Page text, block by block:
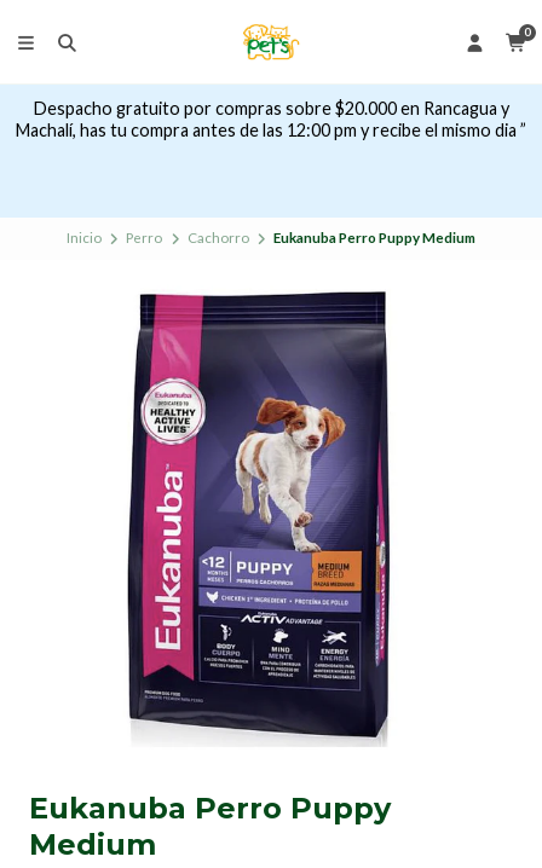
0
Despacho gratuito por compras sobre $20.000 en Rancagua y
Machalí, has tu compra antes de las 12:00 pm y recibe el mismo dia ”
Inicio Perro Cachorro Eukanuba Perro Puppy Medium
Eukanuba Perro Puppy
Medium